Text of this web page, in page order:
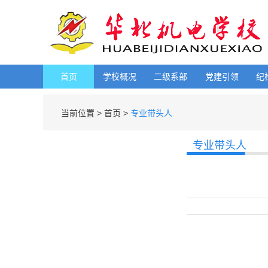
首页 学校概况 二级系部 党建引领 纪
当前位置 > 首页 > 专业带头人
专业带头人